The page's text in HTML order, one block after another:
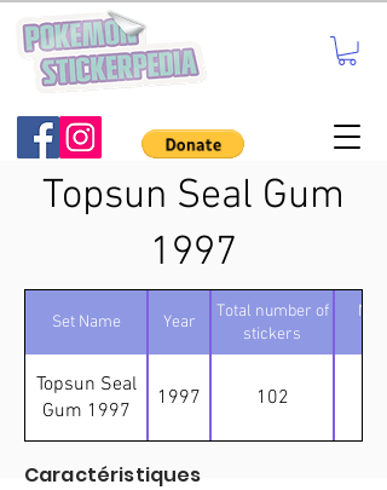
Topsun Seal Gum
1997
Set Name Year
Total number of
stickers
Topsun Seal
Gum 1997
1997 102
Caractéristiques